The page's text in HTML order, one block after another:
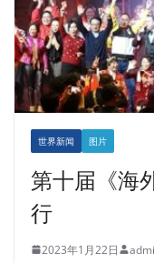
世界新闻 图片
第十届《海
行
2023年1月22日